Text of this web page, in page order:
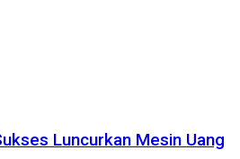
Luncurkan Mesin Uang